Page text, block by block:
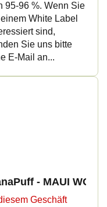
95-96 %. Wenn Sie
White Label
sind,
Sie uns bitte
E-Mail an...
- Sweet flavours
- MAUI
Geschäft